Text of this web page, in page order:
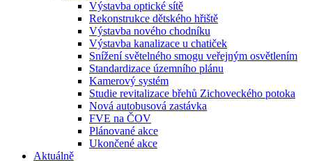
Výstavba optické sítě
Rekonstrukce dětského hřiště
Výstavba nového chodníku
Výstavba kanalizace u chatiček
Snížení světelného smogu veřejným osvětlením
Standardizace územního plánu
Kamerový systém
Studie revitalizace břehů Zichoveckého potoka
Nová autobusová zastávka
FVE na ČOV
Plánované akce
Ukončené akce
Aktuálně